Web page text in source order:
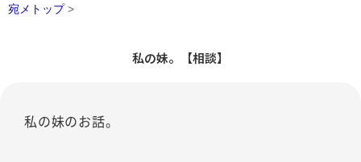
宛メトップ >
私の妹。【相談】
私の妹のお話。